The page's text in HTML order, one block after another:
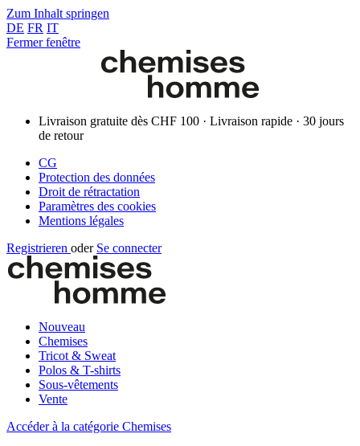
Zum Inhalt springen
DE FR IT
Fermer fenêtre
Livraison gratuite dès CHF 100 · Livraison rapide · 30 jours
de retour
CG
Protection des données
Droit de rétractation
Paramètres des cookies
Mentions légales
Registrieren oder Se connecter
Nouveau
Chemises
Tricot & Sweat
Polos & T-shirts
Sous-vêtements
Vente
Accéder à la catégorie Chemises